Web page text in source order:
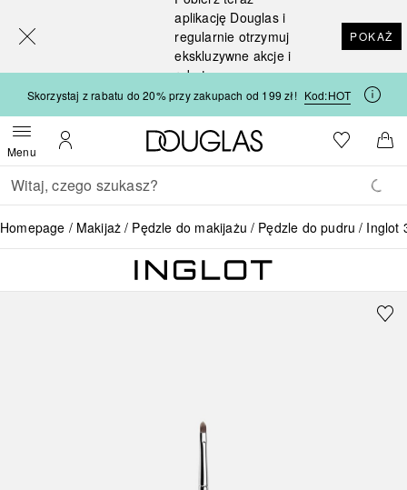
aplikację Douglas i
regularnie otrzymuj
ekskluzywne akcje i
rabaty
POKAŻ
Skorzystaj z rabatu do 20% przy zakupach od 199 zł! Kod:HOT
MenuOtwórz menuMoje konto
Strona główna Douglas
Do listyDo
Wracać
Wykonaj wyszukiwanie
Homepage Makijaż Pędzle do makijażu Pędzle do pudru Inglot
[navigation.slideout.screenreader]